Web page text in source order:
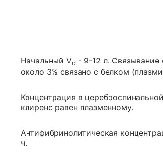
Начальный Vd - 9-12 л.
около 3% связано с белком
Концентрация в
клиренс равен плазменному.
Антифибринолитическая
ч.